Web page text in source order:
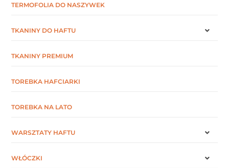
TERMOFOLIA DO NASZYWEK
TKANINY DO HAFTU
TKANINY PREMIUM
TOREBKA HAFCIARKI
TOREBKA NA LATO
WARSZTATY HAFTU
WŁÓCZKI